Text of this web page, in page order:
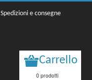
Spedizioni e consegne
Carrello
0 prodotti